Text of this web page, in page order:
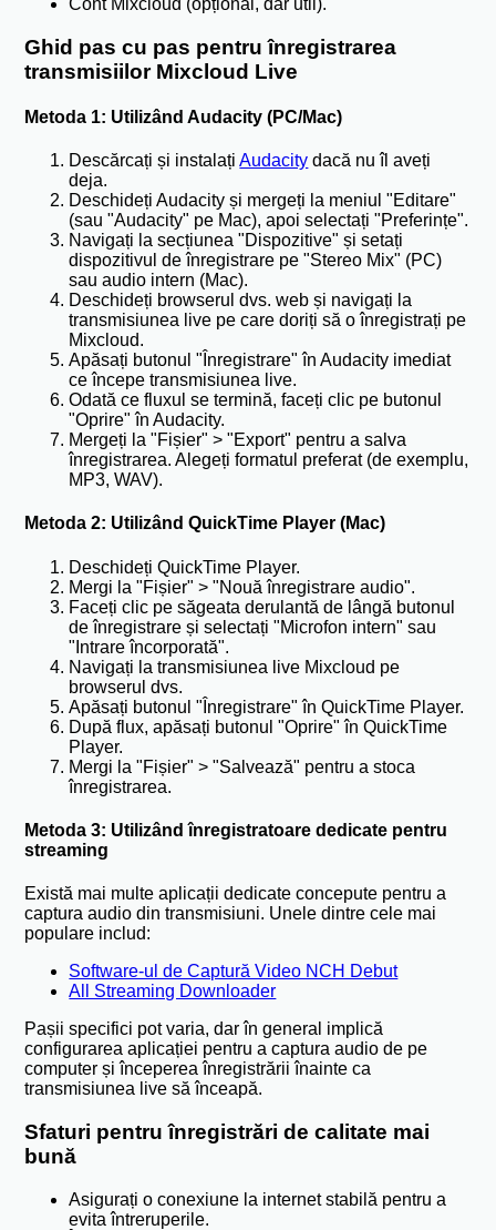
Ghid pas cu pas pentru înregistrarea
transmisiilor Mixcloud Live
Metoda 1: Utilizând Audacity (PC/Mac)
Descărcați și instalațiAudacity dacă nu îl aveți
deja.
Deschideți Audacity și mergeți la meniul "Editare"
(sau "Audacity" pe Mac), apoi selectați "Preferințe".
Navigați la secțiunea "Dispozitive" și setați
dispozitivul de înregistrare pe "Stereo Mix" (PC)
sau audio intern (Mac).
Deschideți browserul dvs. web și navigați la
transmisiunea live pe care doriți să o înregistrați pe
Mixcloud.
Apăsați butonul "Înregistrare" în Audacity imediat
ce începe transmisiunea live.
Odată ce fluxul se termină, faceți clic pe butonul
"Oprire" în Audacity.
Mergeți la "Fișier" > "Export" pentru a salva
înregistrarea. Alegeți formatul preferat (de exemplu,
MP3, WAV).
Metoda 2: Utilizând QuickTime Player (Mac)
Deschideți QuickTime Player.
Mergi la "Fișier" > "Nouă înregistrare audio".
Faceți clic pe săgeata derulantă de lângă butonul
de înregistrare și selectați "Microfon intern" sau
"Intrare încorporată".
Navigați la transmisiunea live Mixcloud pe
browserul dvs.
Apăsați butonul "Înregistrare" în QuickTime Player.
După flux, apăsați butonul "Oprire" în QuickTime
Player.
Mergi la "Fișier" > "Salvează" pentru a stoca
înregistrarea.
Metoda 3: Utilizând înregistratoare dedicate pentru
streaming
Există mai multe aplicații dedicate concepute pentru a
captura audio din transmisiuni. Unele dintre cele mai
populare includ:
Software-ul de Captură Video NCH Debut
All Streaming Downloader
Pașii specifici pot varia, dar în general implică
configurarea aplicației pentru a captura audio de pe
computer și începerea înregistrării înainte ca
transmisiunea live să înceapă.
Sfaturi pentru înregistrări de calitate mai
bună
Asigurați o conexiune la internet stabilă pentru a
evita întreruperile.